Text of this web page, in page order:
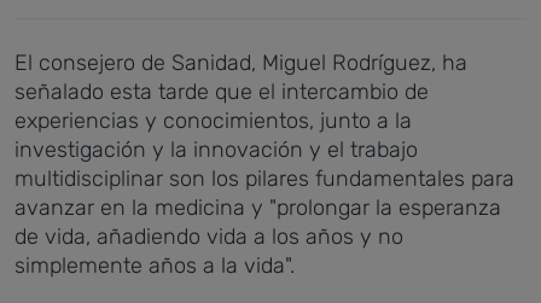
El consejero de Sanidad, Miguel Rodríguez, ha
señalado esta tarde que el intercambio de
experiencias y conocimientos, junto a la
investigación y la innovación y el trabajo
multidisciplinar son los pilares fundamentales para
avanzar en la medicina y "prolongar la esperanza
de vida, añadiendo vida a los años y no
simplemente años a la vida".